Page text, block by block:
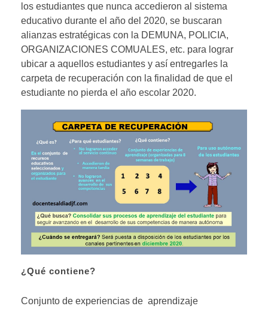
los estudiantes que nunca accedieron al sistema
educativo durante el año del 2020, se buscaran
alianzas estratégicas con la DEMUNA, POLICIA,
ORGANIZACIONES COMUALES, etc. para lograr
ubicar a aquellos estudiantes y así entregarles la
carpeta de recuperación con la finalidad de que el
estudiante no pierda el año escolar 2020.
¿Qué contiene?
Conjunto de experiencias de aprendizaje